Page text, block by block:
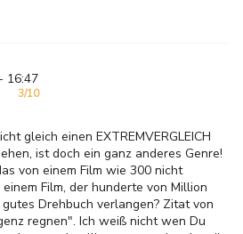
16:47
3/10
gleich einen EXTREMVERGLEICH
ist doch ein ganz anderes Genre!
von einem Film wie 300 nicht
Film, der hunderte von Million
Drehbuch verlangen? Zitat von
regnen". Ich weiß nicht wen Du